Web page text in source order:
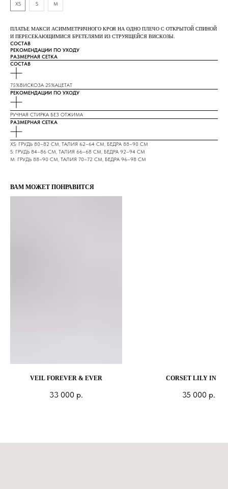
XS S M
ПЛАТЬЕ МАКСИ АСИММЕТРИЧНОГО КРОЯ НА ОДНО ПЛЕЧО С ОТКРЫТОЙ СПИНОЙ
И ПЕРЕСЕКАЮЩИМИСЯ БРЕТЕЛЯМИ ИЗ СТРУЯЩЕЙСЯ ВИСКОЗЫ.
СОСТАВ
РЕКОМЕНДАЦИИ ПО УХОДУ
РАЗМЕРНАЯ СЕТКА
СОСТАВ
75%ВИСКОЗА 25%АЦЕТАТ
РЕКОМЕНДАЦИИ ПО УХОДУ
РУЧНАЯ СТИРКА БЕЗ ОТЖИМА
РАЗМЕРНАЯ СЕТКА
XS: ГРУДЬ 80–82 СМ, ТАЛИЯ 62–64 СМ, БЕДРА 88–90 СМ
S: ГРУДЬ 84–86 СМ, ТАЛИЯ 66–68 СМ, БЕДРА 92–94 СМ
M: ГРУДЬ 88–90 СМ, ТАЛИЯ 70–72 СМ, БЕДРА 96–98 СМ
ВАМ МОЖЕТ ПОНРАВИТСЯ
VEIL FOREVER & EVER
33 000 р.
CORSET LILY IN
35 000 р.